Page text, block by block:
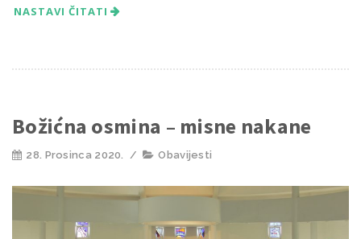
NASTAVI ČITATI
Božićna osmina – misne nakane
28. Prosinca 2020. / Obavijesti